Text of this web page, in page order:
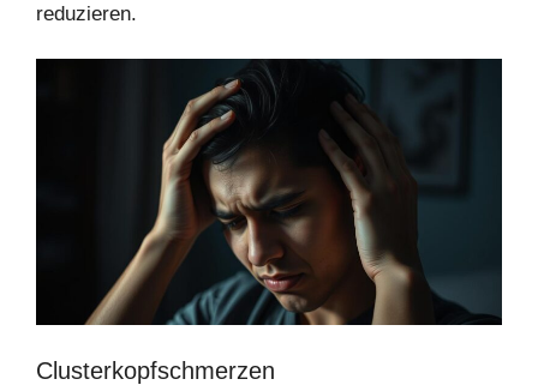
reduzieren.
Clusterkopfschmerzen